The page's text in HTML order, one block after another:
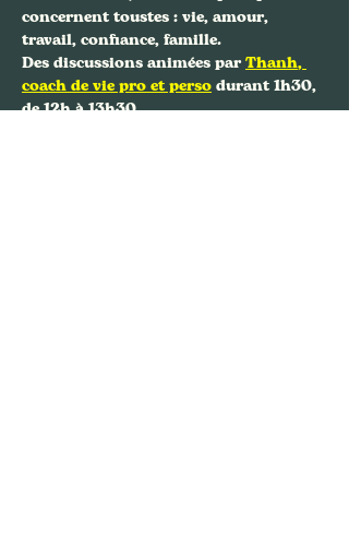
concernent toustes : vie, amour,
travail, confiance, famille.
Des discussions animées par Thanh,
coach de vie pro et perso durant 1h30,
de 12h à 13h30.